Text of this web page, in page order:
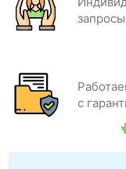
запросы
с